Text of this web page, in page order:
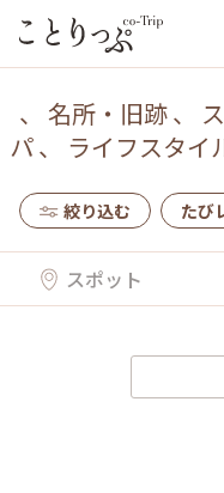
、 名所・旧跡、
パ、 ライフスタイ
絞り込む たび
スポット